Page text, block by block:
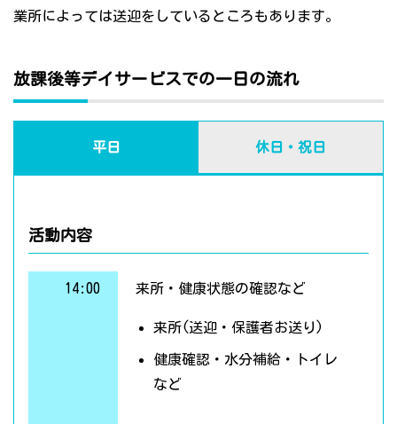
業所によっては送迎をしているところもあります。
放課後等デイサービスでの一日の流れ
平日 休日・祝日
活動内容
14:00 来所・健康状態の確認など
来所(送迎・保護者お送り)
健康確認・水分補給・トイレ
など